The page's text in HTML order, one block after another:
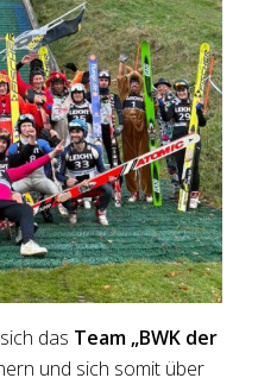
das Team „BWK der
und sich somit über